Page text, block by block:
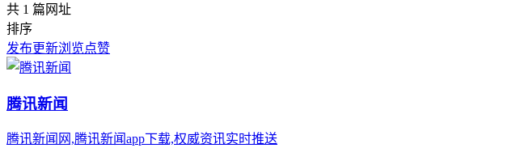
共 1 篇网址
排序
发布更新浏览点赞
腾讯新闻
腾讯新闻网,腾讯新闻app下载,权威资讯实时推送